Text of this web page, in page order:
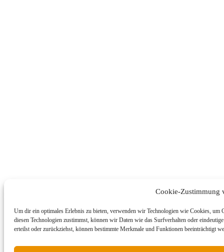
Cookie-Zustimmung
Um dir ein optimales Erlebnis zu bieten, verwenden wir Technologien wie Cookies, um
diesen Technologien zustimmst, können wir Daten wie das Surfverhalten oder
erteilst oder zurückziehst, können bestimmte Merkmale und Funktionen beeinträchtigt